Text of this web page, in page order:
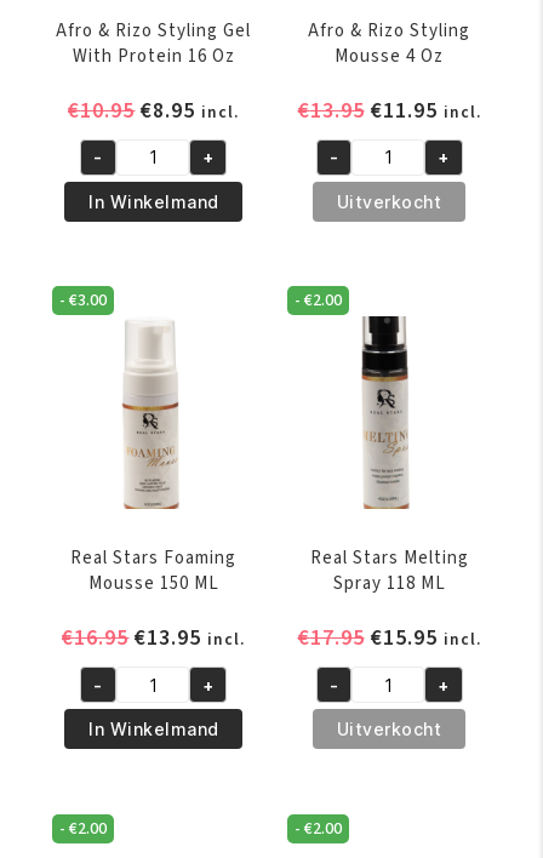
Afro & Rizo Styling Gel
With Protein 16 Oz
€10.95Oorspronkelijke
was:
€10.95.
€8.95 Huidige
prijs
is:
€8.95.
incl.
Afro
&
Rizo
Gel
With
- +
In Winkelmand
Afro & Rizo Styling
Mousse 4 Oz
€13.95 Oorspronkelijke
was:
€13.95.
€11.95Huidige
prijs
is:
€11.95.
incl.
Afro
Rizo
Mousse
4
aantal
- +
Uitverkocht
-€3.00
Real Stars Foaming
Mousse 150 ML
€16.95Oorspronkelijke
was:
€16.95.
€13.95 Huidige
prijs
is:
€13.95.
incl.
Real
Stars
Foaming
150
ML
- +
In Winkelmand
-€2.00
Real Stars Melting
Spray 118 ML
€17.95 Oorspronkelijke
was:
€17.95.
€15.95Huidige
prijs
is:
€15.95.
incl.
Real
Stars
Melting
118
ML
- +
Uitverkocht
-€2.00 -€2.00